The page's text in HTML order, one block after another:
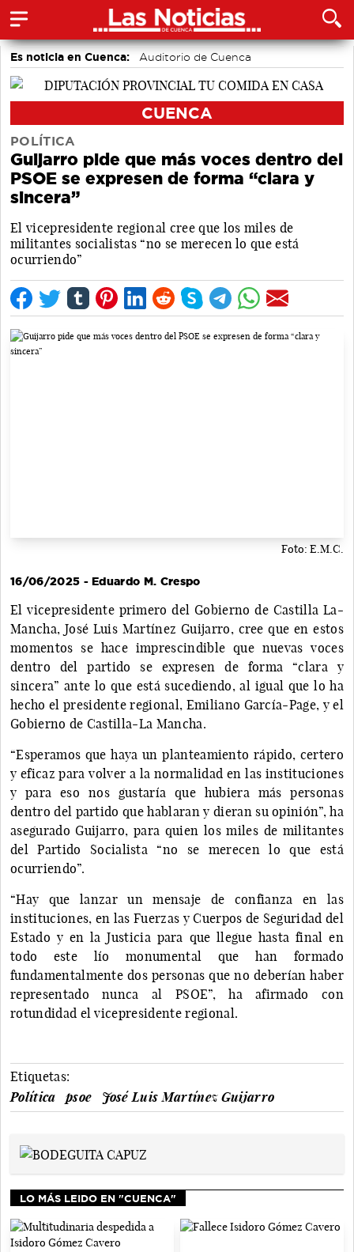
Es noticia en Cuenca: Auditorio de Cuenca
CUENCA
POLÍTICA
Guijarro pide que más voces dentro del
PSOE se expresen de forma “clara y
sincera”
El vicepresidente regional cree que los miles de
militantes socialistas “no se merecen lo que está
ocurriendo”
Foto: E.M.C.
16/06/2025 - Eduardo M. Crespo
El vicepresidente primero del Gobierno de Castilla La-
Mancha, José Luis Martínez Guijarro, cree que en estos
momentos se hace imprescindible que nuevas voces
dentro del partido se expresen de forma “clara y
sincera” ante lo que está sucediendo, al igual que lo ha
hecho el presidente regional, Emiliano García-Page, y el
Gobierno de Castilla-La Mancha.
“Esperamos que haya un planteamiento rápido, certero
y eficaz para volver a la normalidad en las instituciones
y para eso nos gustaría que hubiera más personas
dentro del partido que hablaran y dieran su opinión”, ha
asegurado Guijarro, para quien los miles de militantes
del Partido Socialista “no se merecen lo que está
ocurriendo”.
“Hay que lanzar un mensaje de confianza en las
instituciones, en las Fuerzas y Cuerpos de Seguridad del
Estado y en la Justicia para que llegue hasta final en
todo este lío monumental que han formado
fundamentalmente dos personas que no deberían haber
representado nunca al PSOE”, ha afirmado con
rotundidad el vicepresidente regional.
Etiquetas:
Política
psoe José Luis Martínez Guijarro
LO MÁS LEIDO EN "CUENCA"